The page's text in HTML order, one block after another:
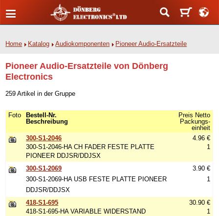
Home Katalog Audiokomponenten Pioneer Audio-Ersatzteile
Pioneer Audio-Ersatzteile von Dönberg
Electronics
259 Artikel in der Gruppe
Foto
Bestell-Nr.
Beschreibung
Preis Netto
Packungs-
einheit
300-S1-2046
300-S1-2046-HA CH FADER FESTE PLATTE
PIONEER DDJSR/DDJSX
4.96 €
1
300-S1-2069
300-S1-2069-HA USB FESTE PLATTE PIONEER
DDJSR/DDJSX
3.90 €
1
418-S1-695
418-S1-695-HA VARIABLE WIDERSTAND
30.90 €
1